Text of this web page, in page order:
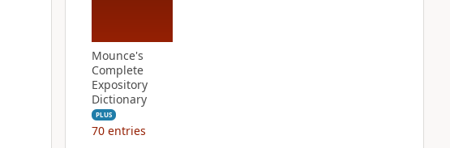
Mounce's
Complete
Expository
Dictionary
PLUS
70 entries